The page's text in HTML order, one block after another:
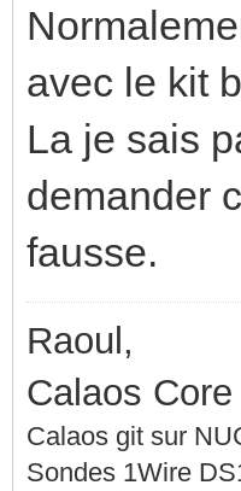
avec le kit
La je sais
demander
fausse.
Raoul,
Calaos Core
Calaos git sur
Sondes 1Wire